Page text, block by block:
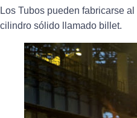
Los Tubos pueden fabricarse
cilindro sólido llamado billet.